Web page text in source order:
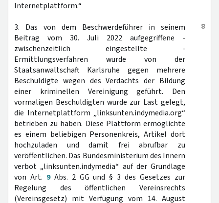
Internetplattform.“
8
3. Das von dem Beschwerdeführer in seinem
Beitrag vom 30. Juli 2022 aufgegriffene -
zwischenzeitlich eingestellte -
Ermittlungsverfahren wurde von der
Staatsanwaltschaft Karlsruhe gegen mehrere
Beschuldigte wegen des Verdachts der Bildung
einer kriminellen Vereinigung geführt. Den
vormaligen Beschuldigten wurde zur Last gelegt,
die Internetplattform „linksunten.indymedia.org“
betrieben zu haben. Diese Plattform ermöglichte
es einem beliebigen Personenkreis, Artikel dort
hochzuladen und damit frei abrufbar zu
veröffentlichen. Das Bundesministerium des Innern
verbot „linksunten.indymedia“ auf der Grundlage
von Art. 9Abs. 2 GG und § 3 des Gesetzes zur
Regelung des öffentlichen Vereinsrechts
(Vereinsgesetz) mit Verfügung vom 14. August